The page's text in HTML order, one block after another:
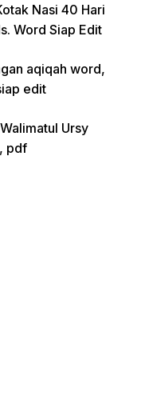
Nasi 40 Hari
Word Siap Edit
aqiqah word,
edit
Ursy
pdf